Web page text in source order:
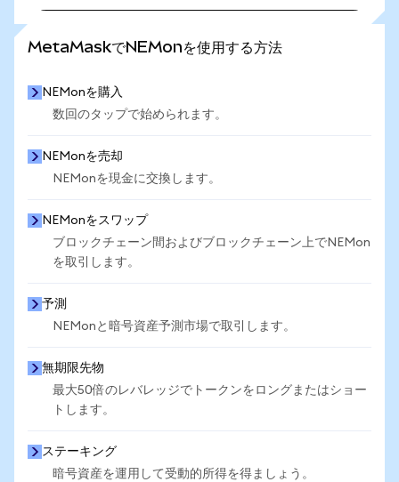
MetaMaskでNEMonを使用する方法
NEMonを購入
数回のタップで始められます。
NEMonを売却
NEMonを現金に交換します。
NEMonをスワップ
ブロックチェーン間およびブロックチェーン上でNEMon
を取引します。
予測
NEMonと暗号資産予測市場で取引します。
無期限先物
最大50倍のレバレッジでトークンをロングまたはショー
トします。
ステーキング
暗号資産を運用して受動的所得を得ましょう。